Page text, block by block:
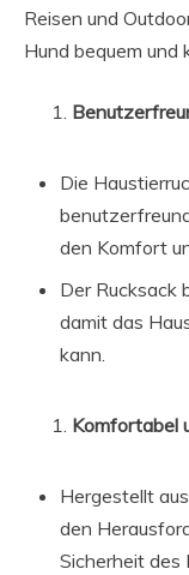
Reisen und
Hund bequem und
Die
den Komfort
Der Rucksack
damit das
kann.
Komfortabel
Hergestellt
den
Sicherheit des